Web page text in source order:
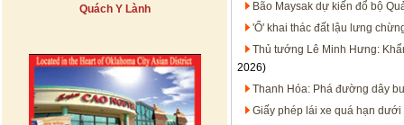
Quách Y Lành
Bão Maysak dự kiến đổ bộ
'Ổ' khai thác đất lậu lưng
Thủ tướng Lê Minh Hưng:
2026)
Thanh Hóa: Phá đường dây
Giấy phép lái xe quá hạn